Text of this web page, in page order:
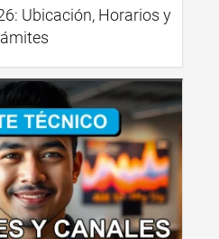
Ubicación, Horarios y